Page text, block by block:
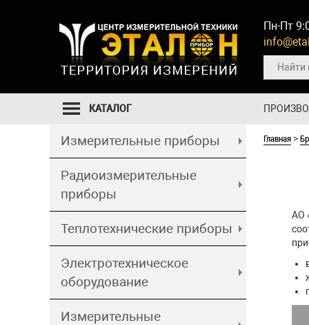
Пн-Пт
КАТАЛОГ
Измерительные приборы
Радиоизмерительные
приборы
Теплотехнические приборы
Электротехническое
оборудование
Измерительные
Главная >
АО